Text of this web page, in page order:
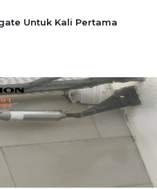
Untuk Kali Pertama